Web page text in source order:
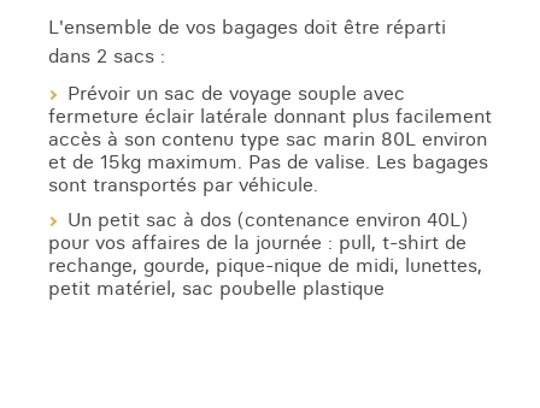
L'ensemble de vos bagages doit être réparti
dans 2 sacs :
Prévoir un sac de voyage souple avec
fermeture éclair latérale donnant plus facilement
accès à son contenu type sac marin 80L environ
et de 15kg maximum. Pas de valise. Les bagages
sont transportés par véhicule.
Un petit sac à dos (contenance environ 40L)
pour vos affaires de la journée : pull, t-shirt de
rechange, gourde, pique-nique de midi, lunettes,
petit matériel, sac poubelle plastique